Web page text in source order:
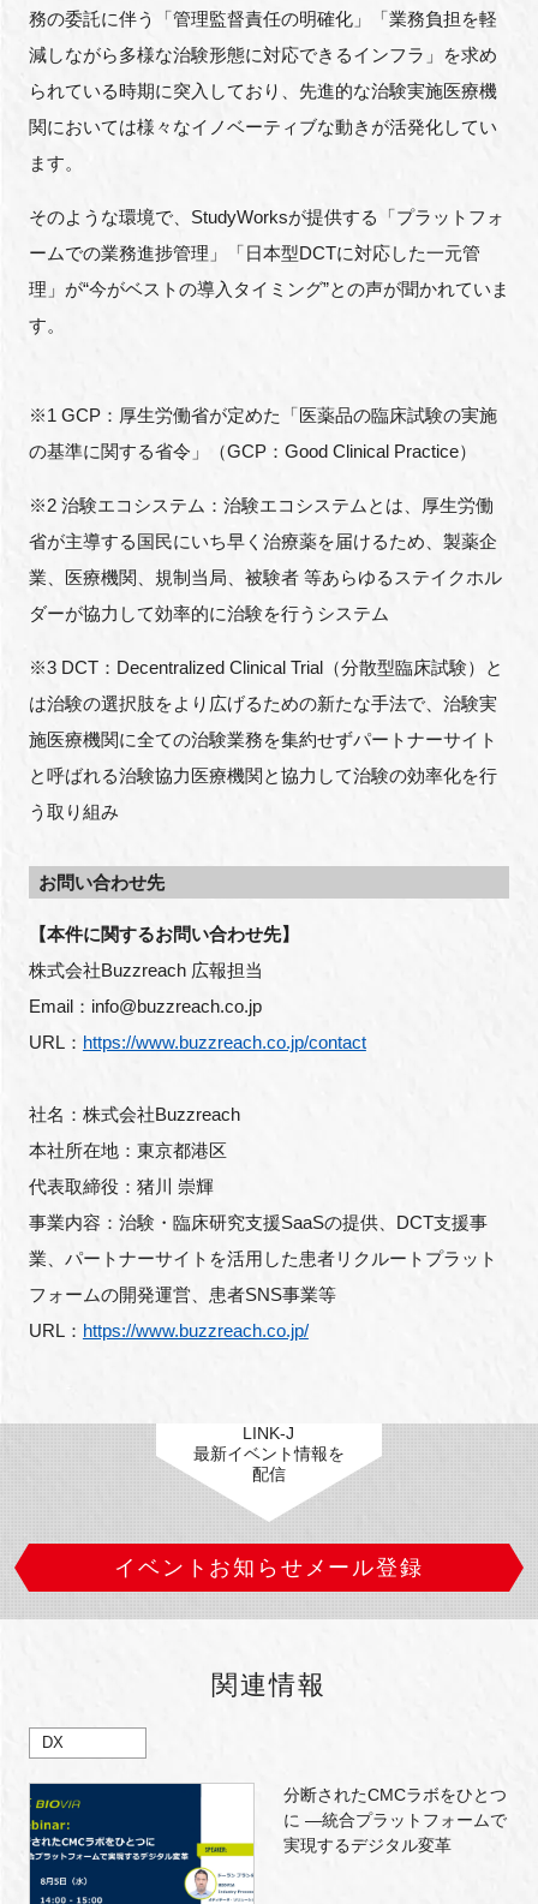
務の委託に伴う「管理監督責任の明確化」「業務負担を軽
減しながら多様な治験形態に対応できるインフラ」を求め
られている時期に突入しており、先進的な治験実施医療機
関においては様々なイノベーティブな動きが活発化してい
ます。
そのような環境で、StudyWorksが提供する「プラットフォ
ームでの業務進捗管理」「日本型DCTに対応した一元管
理」が“今がベストの導入タイミング”との声が聞かれていま
す。
※1 GCP：厚生労働省が定めた「医薬品の臨床試験の実施
の基準に関する省令」（GCP：Good Clinical Practice）
※2 治験エコシステム：治験エコシステムとは、厚生労働
省が主導する国民にいち早く治療薬を届けるため、製薬企
業、医療機関、規制当局、被験者 等あらゆるステイクホル
ダーが協力して効率的に治験を行うシステム
※3 DCT：Decentralized Clinical Trial（分散型臨床試験）と
は治験の選択肢をより広げるための新たな手法で、治験実
施医療機関に全ての治験業務を集約せずパートナーサイト
と呼ばれる治験協力医療機関と協力して治験の効率化を行
う取り組み
お問い合わせ先
【本件に関するお問い合わせ先】
株式会社Buzzreach 広報担当
Email：info@buzzreach.co.jp
URL： https://www.buzzreach.co.jp/contact
社名：株式会社Buzzreach
本社所在地：東京都港区
代表取締役：猪川 崇輝
事業内容：治験・臨床研究支援SaaSの提供、DCT支援事
業、パートナーサイトを活用した患者リクルートプラット
フォームの開発運営、患者SNS事業等
URL： https://www.buzzreach.co.jp/
LINK-J
最新イベント情報を
配信
イベントお知らせメール登録
関連情報
DX
分断されたCMCラボをひとつ
に ―統合プラットフォームで
実現するデジタル変革